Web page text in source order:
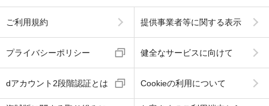
ご利用規約 提供事業者等に関する表示
プライバシーポリシー 健全なサービスに向けて
dアカウント2段階認証とは Cookieの利用について